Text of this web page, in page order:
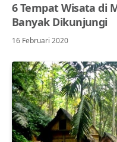
6 Tempat Wisata di
Banyak Dikunjungi
16 Februari 2020